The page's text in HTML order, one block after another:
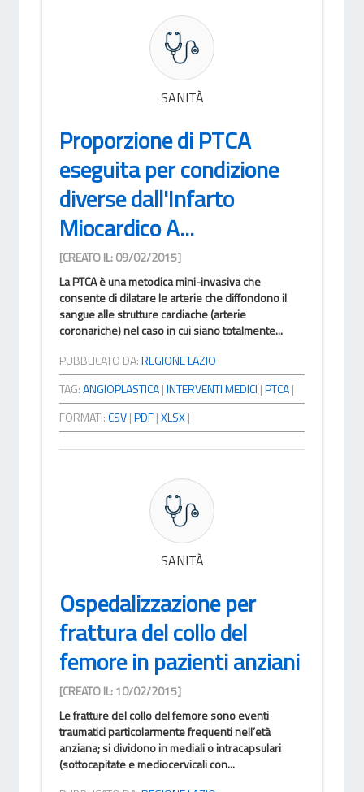
SANITÀ
Proporzione di PTCA
eseguita per condizione
diverse dall'Infarto
Miocardico A...
[CREATO IL: 09/02/2015]
La PTCA è una metodica mini-invasiva che
consente di dilatare le arterie che diffondono il
sangue alle strutture cardiache (arterie
coronariche) nel caso in cui siano totalmente...
PUBBLICATO DA:REGIONE LAZIO
TAG:ANGIOPLASTICA|INTERVENTI MEDICI |PTCA|
FORMATI:CSV|PDF|XLSX|
SANITÀ
Ospedalizzazione per
frattura del collo del
femore in pazienti anziani
[CREATO IL: 10/02/2015]
Le fratture del collo del femore sono eventi
traumatici particolarmente frequenti nell’età
anziana; si dividono in mediali o intracapsulari
(sottocapitate e mediocervicali con...